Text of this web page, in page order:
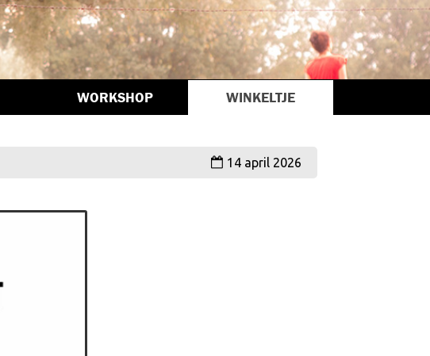
WORKSHOP WINKELTJE
14 april 2026